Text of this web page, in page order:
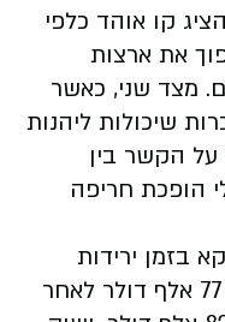
קו אוהד כלפי
את ארצות
מצד שני, כאשר
שיכולות ליהנות
על הקשר בין
הופכת חריפה
בזמן ירידות
חדות. ביטקוין ירד מתחת לרף 77 אלף דולר לאחר